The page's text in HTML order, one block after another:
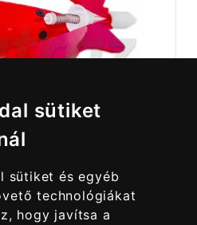
sütiket
sütiket és egyéb
technológiákat
hogy javítsa a